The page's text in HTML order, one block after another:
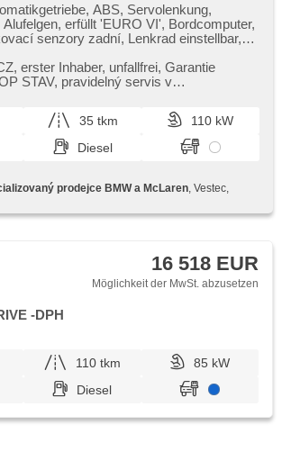
ABS, Servolenkung,
erfüllt 'EURO VI', Bordcomputer,
senzory zadní, Lenkrad einstellbar,
per Taste, Zentralverriegelung mit
Zentralverriegelung, isofix, beheizte
Außenthermometer, Teilbare
Televonvorbereitung,
Ausziehbare Kopflehnen
erster Inhaber,​ unfallfrei,​ Garantie
STAV,​ pravidelný servis v
35 tkm
110 kW
Diesel
prodejce BMW a McLaren , Vestec,
16 518 EUR
Möglichkeit der MwSt. abzusetzen
-DPH
110 tkm
85 kW
Diesel